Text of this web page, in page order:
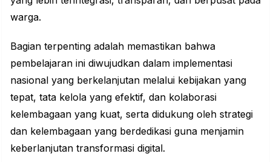
warga.
Bagian terpenting adalah memastikan bahwa
pembelajaran ini diwujudkan dalam implementasi
nasional yang berkelanjutan melalui kebijakan yang
tepat, tata kelola yang efektif, dan kolaborasi
kelembagaan yang kuat, serta didukung oleh strategi
dan kelembagaan yang berdedikasi guna menjamin
keberlanjutan transformasi digital.